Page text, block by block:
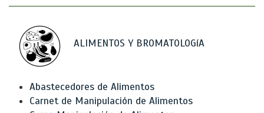
ALIMENTOS Y BROMATOLOGíA
Abastecedores de Alimentos
Carnet de Manipulación de Alimentos